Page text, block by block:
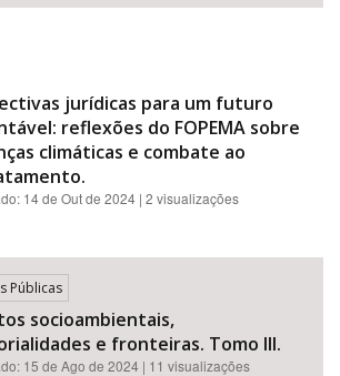
jurídicas para um futuro
reflexões do FOPEMA sobre
climáticas e combate ao
14 de Out de 2024 | 2 visualizações
Públicas
socioambientais,
e fronteiras. Tomo III.
15 de Ago de 2024 | 11 visualizações